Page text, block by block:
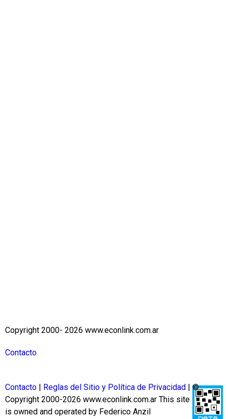
Copyright 2000- 2026 www.econlink.com.ar
Contacto
Contacto Reglas del Sitio y Política de Privacidad
| ©
Copyright 2000-2026 www.econlink.com.ar This site
is owned and operated by Federico Anzil